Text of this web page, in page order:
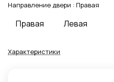
Направление двери : Правая
Правая Левая
Характеристики